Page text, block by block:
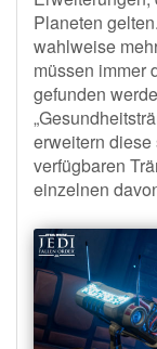
Planeten
wahlweise
müssen immer
gefunden
erweitern
verfügbaren
einzelnen